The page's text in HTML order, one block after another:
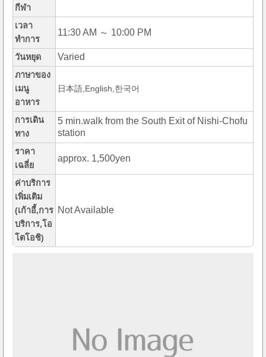
กีฬา
เวลา
ทำการ
11:30 AM ～ 10:00 PM
วันหยุด Varied
ภาษาของ
เมนู
อาหาร
日本語,English,한국어
การเดิน
ทาง
5 min.walk from the South Exit of Nishi-Chofu
station
ราคา
เฉลี่ย
approx. 1,500yen
ค่าบริการ
เพิ่มเติม
(เก้าอี้,การ
บริการ,โอ
โตโอชิ)
Not Available